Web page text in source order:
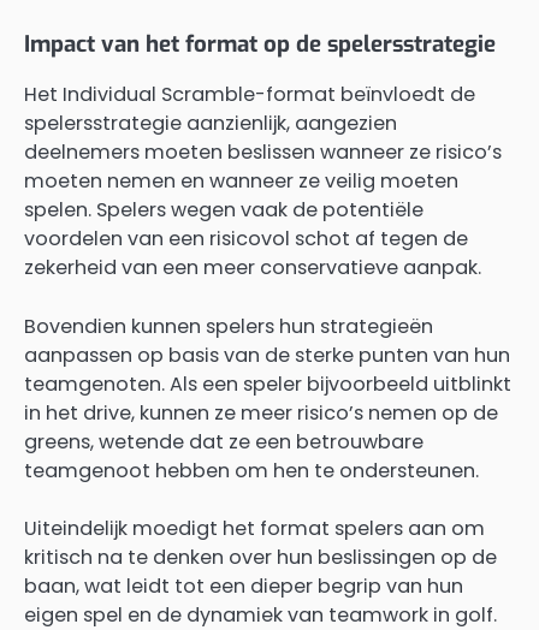
Impact van het format op de spelersstrategie
Het Individual Scramble-format beïnvloedt de
spelersstrategie aanzienlijk, aangezien
deelnemers moeten beslissen wanneer ze risico’s
moeten nemen en wanneer ze veilig moeten
spelen. Spelers wegen vaak de potentiële
voordelen van een risicovol schot af tegen de
zekerheid van een meer conservatieve aanpak.
Bovendien kunnen spelers hun strategieën
aanpassen op basis van de sterke punten van hun
teamgenoten. Als een speler bijvoorbeeld uitblinkt
in het drive, kunnen ze meer risico’s nemen op de
greens, wetende dat ze een betrouwbare
teamgenoot hebben om hen te ondersteunen.
Uiteindelijk moedigt het format spelers aan om
kritisch na te denken over hun beslissingen op de
baan, wat leidt tot een dieper begrip van hun
eigen spel en de dynamiek van teamwork in golf.